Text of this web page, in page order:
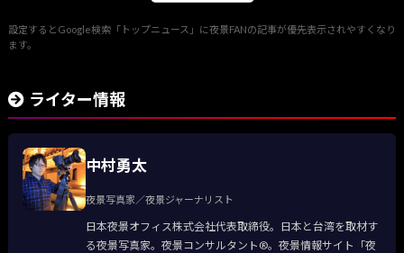
設定するとGoogle検索「トップニュース」に夜景FANの記事が優先表示されやすくなり
ます。
ライター情報
中村勇太
夜景写真家／夜景ジャーナリスト
日本夜景オフィス株式会社代表取締役。日本と台湾を取材す
る夜景写真家。夜景コンサルタント®。夜景情報サイト「夜